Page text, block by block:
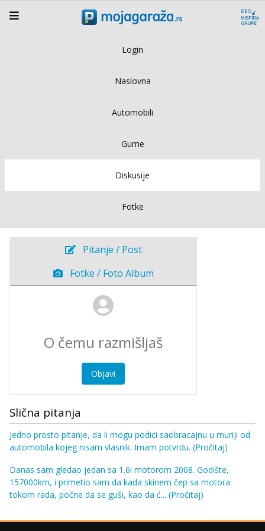
Login
Naslovna
Automobili
Gume
Diskusije
Fotke
Pitanje / Post
Fotke / Foto Album
Objavi
Slična pitanja
Jedno prosto pitanje, da li mogu podici saobracajnu u muriji od
automobila kojeg nisam vlasnik. Imam potvrdu. (Pročitaj)
Danas sam gledao jedan sa 1.6i motorom 2008. Godište,
157000km, i primetio sam da kada skinem čep sa motora
tokom rada, počne da se guši, kao da ć... (Pročitaj)